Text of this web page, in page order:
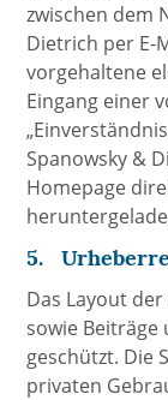
zwischen dem
Dietrich per E-
vorgehaltene
Eingang einer
Spanowsky &
Homepage
5.
Das Layout
sowie
geschützt. Die
privaten